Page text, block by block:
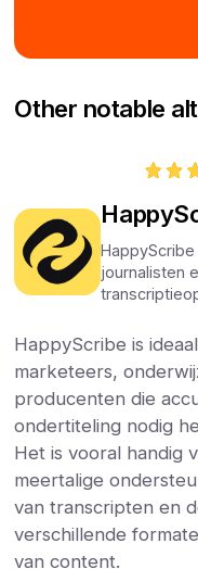
Other notable
journalisten
HappyScribe is
marketeers,
producenten die
ondertiteling nodig
Het is vooral handig
meertalige
van transcripten en
verschillende
van content.